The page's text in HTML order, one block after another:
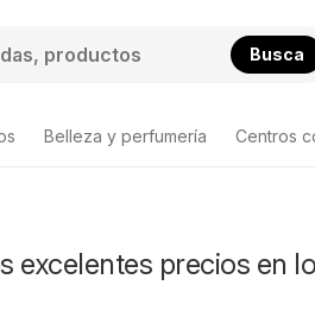
Busca
Belleza y perfumería Centros
excelentes precios en